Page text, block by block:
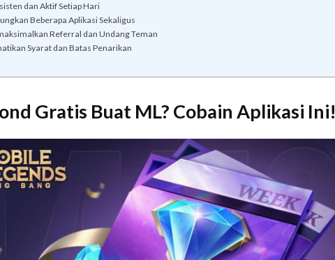
dan Aktif Setiap Hari
Beberapa Aplikasi Sekaligus
Referral dan Undang Teman
Syarat dan Batas Penarikan
Gratis Buat ML? Cobain Aplikasi Ini!